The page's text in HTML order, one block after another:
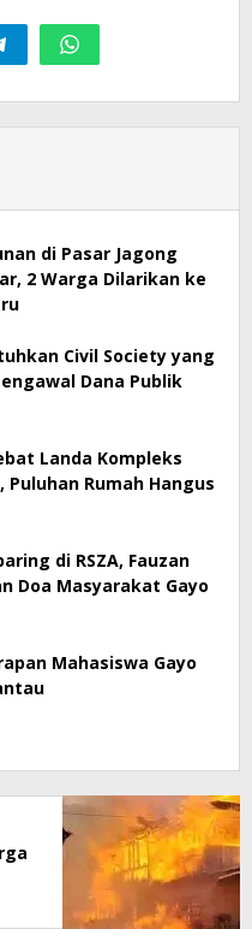
di Pasar Jagong
2 Warga Dilarikan ke
Civil Society yang
Dana Publik
Landa Kompleks
Puluhan Rumah Hangus
di RSZA, Fauzan
Doa Masyarakat Gayo
Mahasiswa Gayo